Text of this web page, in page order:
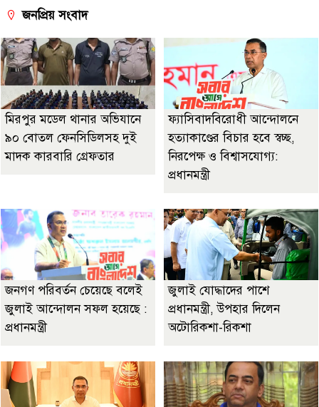
জনপ্রিয় সংবাদ
মিরপুর মডেল থানার অভিযানে
৯০ বোতল ফেনসিডিলসহ দুই
মাদক কারবারি গ্রেফতার
ফ্যাসিবাদবিরোধী আন্দোলনে
হত্যাকাণ্ডের বিচার হবে স্বচ্ছ,
নিরপেক্ষ ও বিশ্বাসযোগ্য:
প্রধানমন্ত্রী
জনগণ পরিবর্তন চেয়েছে বলেই
জুলাই আন্দোলন সফল হয়েছে :
প্রধানমন্ত্রী
জুলাই যোদ্ধাদের পাশে
প্রধানমন্ত্রী, উপহার দিলেন
অটোরিকশা-রিকশা